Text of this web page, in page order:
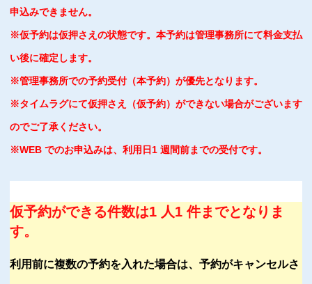
申込みできません。
※仮予約は仮押さえの状態です。本予約は管理事務所にて料金支払
い後に確定します。
※管理事務所での予約受付（本予約）が優先となります。
※タイムラグにて仮押さえ（仮予約）ができない場合がございます
のでご了承ください。
※WEB でのお申込みは、利用日1 週間前までの受付です。
仮予約ができる件数は1 人1 件までとなりま
す。
利用前に複数の予約を入れた場合は、予約がキャンセルさ